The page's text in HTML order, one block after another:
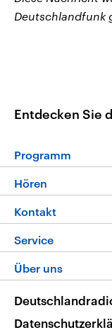
Deutschlandfunk
Entdecken Sie
Programm
Programm
Die
Neue
Hören
Livestream
Podcasts
Nachrichten
Frequenzen
Kontakt
Hörerservice
Service
FAQ
Über uns